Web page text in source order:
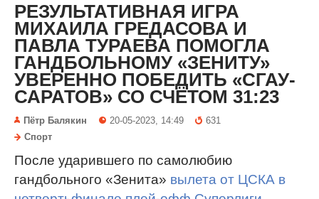
РЕЗУЛЬТАТИВНАЯ ИГРА
МИХАИЛА ГРЕДАСОВА И
ПАВЛА ТУРАЕВА ПОМОГЛА
ГАНДБОЛЬНОМУ «ЗЕНИТУ»
УВЕРЕННО ПОБЕДИТЬ «СГАУ-
САРАТОВ» СО СЧЁТОМ 31:23
Пётр Балякин 20-05-2023, 14:49
631
Спорт
После ударившего по самолюбию
гандбольного «Зенита» вылета от ЦСКА в